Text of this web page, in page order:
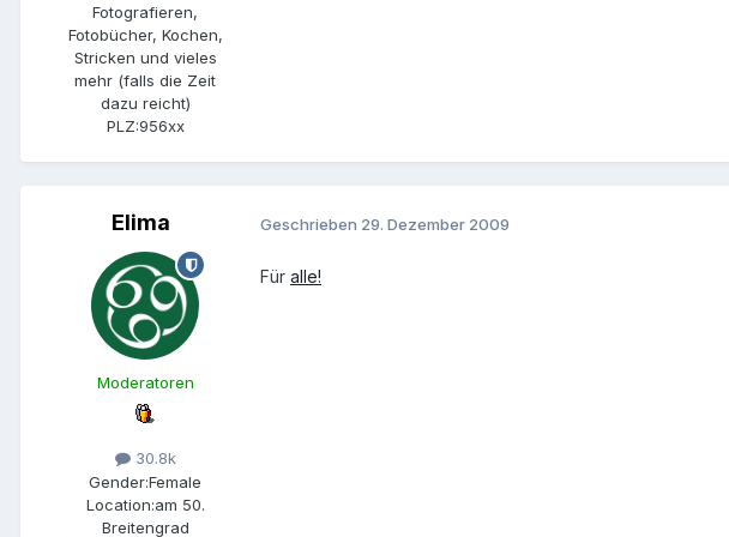
Fotografieren,
Fotobücher, Kochen,
Stricken und vieles
mehr (falls die Zeit
dazu reicht)
PLZ:956xx
Elima
Moderatoren
30.8k
Gender:Female
Location:am 50.
Breitengrad
Geschrieben 29. Dezember 2009
Für alle!